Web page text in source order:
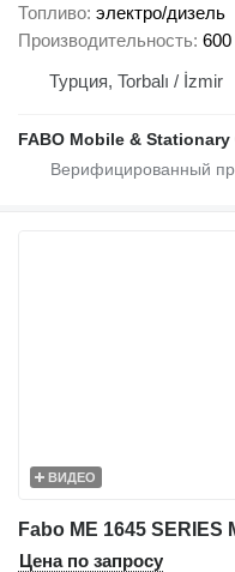
Топливо электро/дизель
Производительность 600
Турция, Torbalı / İzmir
ВИДЕО
Цена по запросу